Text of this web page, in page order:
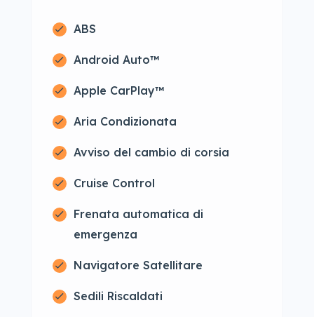
ABS
Android Auto™
Apple CarPlay™
Aria Condizionata
Avviso del cambio di corsia
Cruise Control
Frenata automatica di
emergenza
Navigatore Satellitare
Sedili Riscaldati